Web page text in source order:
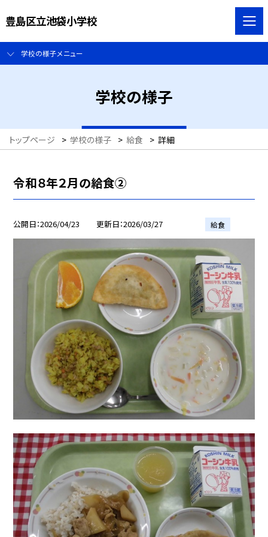
豊島区立池袋小学校
学校の様子メニュー
学校の様子
トップページ > 学校の様子 > 給食 > 詳細
令和８年２月の給食②
公開日 2026/04/23 更新日 2026/03/27 給食